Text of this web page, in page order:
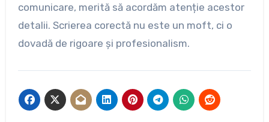
comunicare, merită să acordăm atenție acestor
detalii. Scrierea corectă nu este un moft, ci o
dovadă de rigoare și profesionalism.